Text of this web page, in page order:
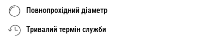
Повнопрохідний діаметр
Тривалий термін служби